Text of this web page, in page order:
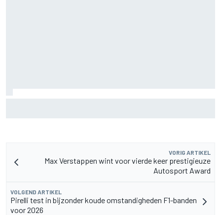
VORIG ARTIKEL
Max Verstappen wint voor vierde keer prestigieuze
Autosport Award
VOLGEND ARTIKEL
Pirelli test in bijzonder koude omstandigheden F1-banden
voor 2026